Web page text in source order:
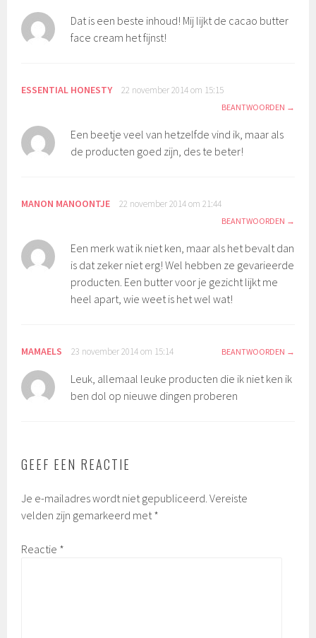
Dat is een beste inhoud! Mij lijkt de cacao butter
face cream het fijnst!
ESSENTIAL HONESTY 22 november 2014 om 15:15
BEANTWOORDEN
Een beetje veel van hetzelfde vind ik, maar als
de producten goed zijn, des te beter!
MANON MANOONTJE 22 november 2014 om 21:44
BEANTWOORDEN
Een merk wat ik niet ken, maar als het bevalt dan
is dat zeker niet erg! Wel hebben ze gevarieerde
producten. Een butter voor je gezicht lijkt me
heel apart, wie weet is het wel wat!
MAMAELS 23 november 2014 om 15:14 BEANTWOORDEN
Leuk, allemaal leuke producten die ik niet ken ik
ben dol op nieuwe dingen proberen
GEEF EEN REACTIE
Je e-mailadres wordt niet gepubliceerd. Vereiste
velden zijn gemarkeerd met *
Reactie *